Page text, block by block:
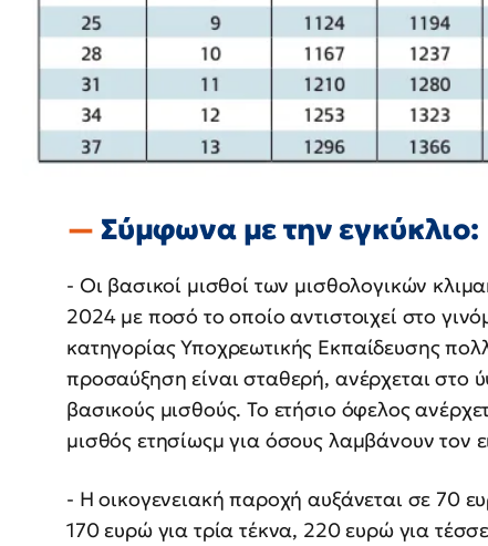
Σύμφωνα με την εγκύκλιο:
- Οι βασικοί μισθοί των μισθολογικών
2024 με ποσό το οποίο αντιστοιχεί στο
κατηγορίας Υποχρεωτικής Εκπαίδευσης
προσαύξηση είναι σταθερή, ανέρχεται στο
βασικούς μισθούς. Το ετήσιο όφελος
μισθός ετησίωςμ για όσους λαμβάνουν τον
- Η οικογενειακή παροχή αυξάνεται σε 70
170 ευρώ για τρία τέκνα, 220 ευρώ για